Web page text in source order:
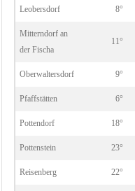
Leobersdorf 8°
Mitterndorf an
der Fischa
11°
Oberwaltersdorf 9°
Pfaffstätten 6°
Pottendorf 18°
Pottenstein 23°
Reisenberg 22°